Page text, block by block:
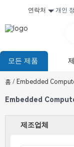
연락처 개인
모든 제품
홈 / Embedded
Embedded
제조업체